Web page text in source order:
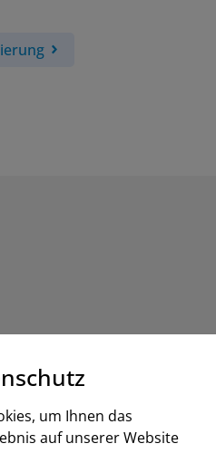
um Ihnen das
auf unserer Website